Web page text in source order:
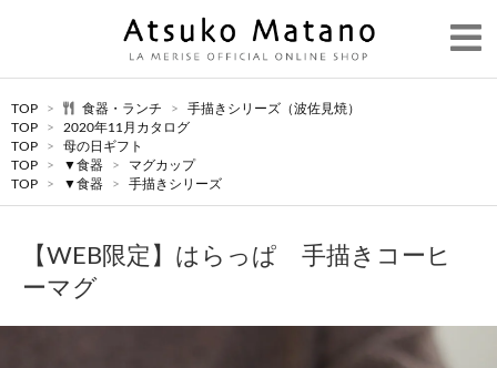
TOP > 食器・ランチ >
手描きシリーズ（波佐見焼）
TOP
>
2020年11月カタログ
TOP
>
母の日ギフト
TOP
> ▼食器 >
マグカップ
TOP
> ▼食器 > 手描きシリーズ
【WEB限定】はらっぱ 手描きコーヒ
ーマグ